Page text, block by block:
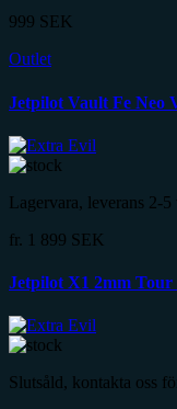
999 SEK
Outlet
Jetpilot Vault Fe Neo
Lagervara, leverans 2-5
fr. 1 899 SEK
Jetpilot X1 2mm
Slutsåld, kontakta oss